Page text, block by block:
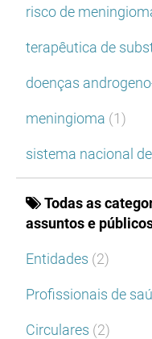
risco de
terapêutica de
doenças
meningioma (1)
sistema nacional
Todas as
assuntos e
Entidades (2)
Profissionais de
Circulares (2)